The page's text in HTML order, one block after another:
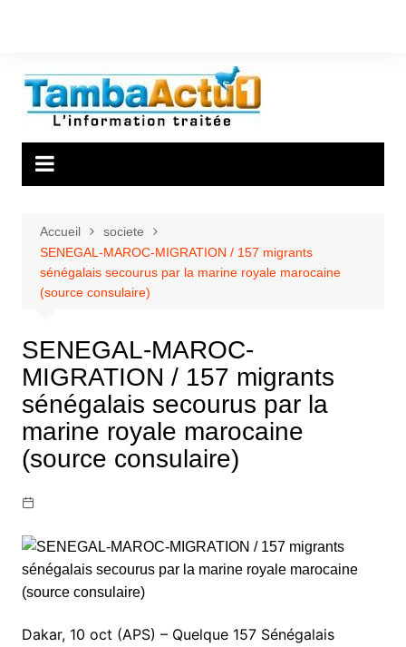
Accueil
societe
SENEGAL-MAROC-MIGRATION / 157 migrants
sénégalais secourus par la marine royale marocaine
(source consulaire)
SENEGAL-MAROC-
MIGRATION / 157 migrants
sénégalais secourus par la
marine royale marocaine
(source consulaire)
Dakar, 10 oct (APS) – Quelque 157 Sénégalais